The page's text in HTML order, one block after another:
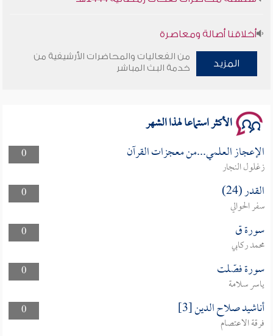
أخلاقنا أصالة ومعاصرة
وأمنهم من خوف 9
المزيد
من الفعاليات والمحاضرات الأرشيفية من
خدمة البث المباشر
الأكثر استماعا لهذا الشهر
0 الإعجاز العلمي...من معجزات القرآن
زغلول النجار
0
القدر (24)
سفر الحوالي
0
سورة ق
محمد ركابي
0
سورة فصّلت
ياسر سلامة
0
أناشيد صلاح الدين [3]
فرقة الاعتصام